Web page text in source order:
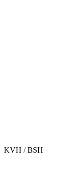
KVH / BSH